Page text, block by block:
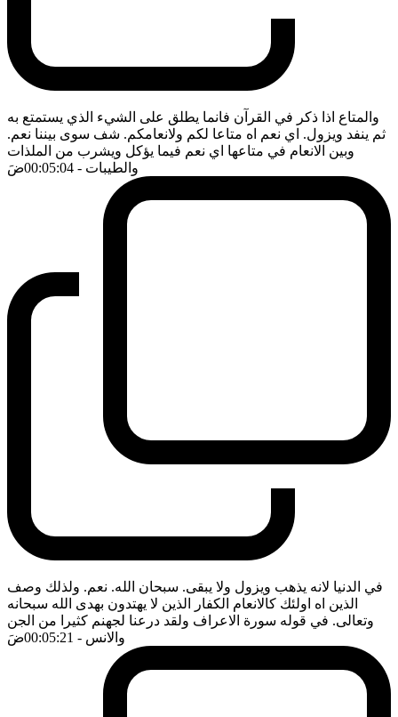
والمتاع اذا ذكر في القرآن فانما يطلق على الشيء الذي يستمتع به
ثم ينفد ويزول. اي نعم اه متاعا لكم ولانعامكم. شف سوى بيننا نعم.
وبين الانعام في متاعها اي نعم فيما يؤكل ويشرب من الملذات
والطيبات - 00:05:04 ضَ
في الدنيا لانه يذهب ويزول ولا يبقى. سبحان الله. نعم. ولذلك وصف
الذين اه اولئك كالانعام الكفار الذين لا يهتدون بهدى الله سبحانه
وتعالى. في قوله سورة الاعراف ولقد درعنا لجهنم كثيرا من الجن
والانس - 00:05:21 ضَ